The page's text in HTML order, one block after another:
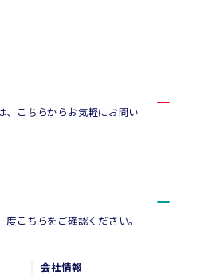
、こちらからお気軽にお問い
こちらをご確認ください。
会社情報